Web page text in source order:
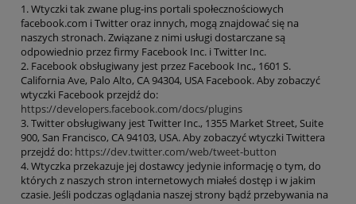
1. Wtyczki tak zwane plug-ins portali społecznościowych
facebook.com i Twitter oraz innych, mogą znajdować się na
naszych stronach. Związane z nimi usługi dostarczane są
odpowiednio przez firmy Facebook Inc. i Twitter Inc.
2. Facebook obsługiwany jest przez Facebook Inc., 1601 S.
California Ave, Palo Alto, CA 94304, USA Facebook. Aby zobaczyć
wtyczki Facebook przejdź do:
https://developers.facebook.com/docs/plugins
3. Twitter obsługiwany jest Twitter Inc., 1355 Market Street, Suite
900, San Francisco, CA 94103, USA. Aby zobaczyć wtyczki Twittera
przejdź do: https://dev.twitter.com/web/tweet-button
4. Wtyczka przekazuje jej dostawcy jedynie informację o tym, do
których z naszych stron internetowych miałeś dostęp i w jakim
czasie. Jeśli podczas oglądania naszej strony bądź przebywania na